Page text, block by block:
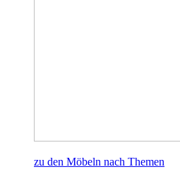
zu den Möbeln nach Themen